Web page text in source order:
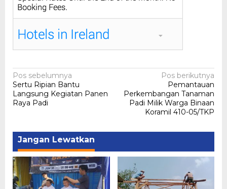
Navigasi
pos
Pos sebelumnya
Sertu Ripian Bantu
Langsung Kegiatan Panen
Raya Padi
Pos berikutnya
Pemantauan
Perkembangan Tanaman
Padi Milik Warga Binaan
Koramil 410-05/TKP
Jangan Lewatkan